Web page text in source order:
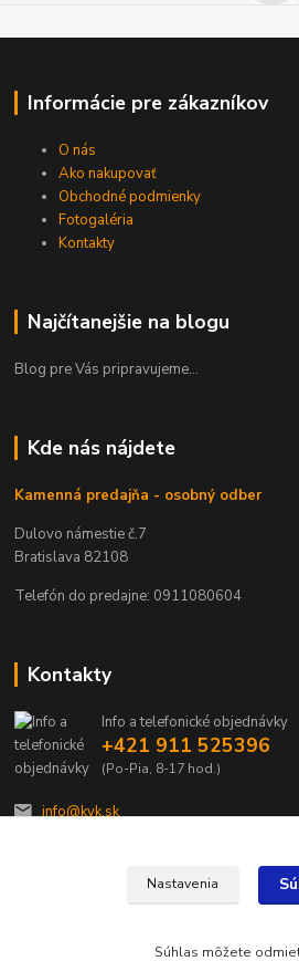
Informácie pre zákazníkov
O nás
Ako nakupovať
Obchodné podmienky
Fotogaléria
Kontakty
Najčítanejšie na blogu
Blog pre Vás pripravujeme...
Kde nás nájdete
Kamenná predajňa - osobný odber
Dulovo námestie č.7
Bratislava 82108
Telefón do predajne: 0911080604
Kontakty
Info a telefonické objednávky
+421 911 525396
(Po-Pia, 8-17 hod.)
info@kvk.sk
Nastavenia
Súhlas môžete